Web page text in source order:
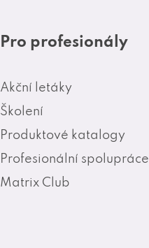
Pro profesionály
Akční letáky
Školení
Produktové katalogy
Profesionální spolupráce
Matrix Club